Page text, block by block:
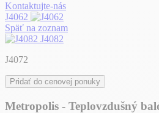
Kontaktujte-nás
J4062
Späť na zoznam
J4082
J4072
Pridať do cenovej ponuky
Metropolis - Teplovzdušný